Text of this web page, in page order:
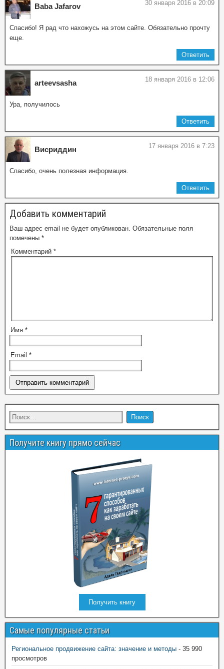
Baba Jafarov 30 января 2016 в 20:09
Спасибо! Я рад что нахожусь на этом сайте. Обязательно прочту
еще.
Ответить
arteevsasha 18 января 2016 в 12:06
Ура, получилось
Ответить
Висриддин 17 января 2016 в 7:23
Спасибо, очень полезная информация.
Ответить
Добавить комментарий
Ваш адрес email не будет опубликован. Обязательные поля
помечены *
Комментарий *
Имя *
Email *
Получите книгу прямо сейчас
Получить книгу
Самые популярные статьи
Региональное продвижение сайта: значение и методы - 35 990
просмотров